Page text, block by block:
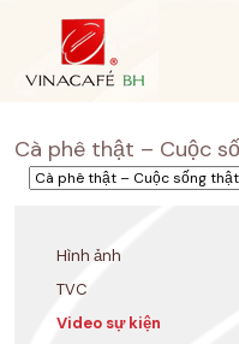
Cà phê thật – Cuộc
Hình ảnh
TVC
Video sự kiện